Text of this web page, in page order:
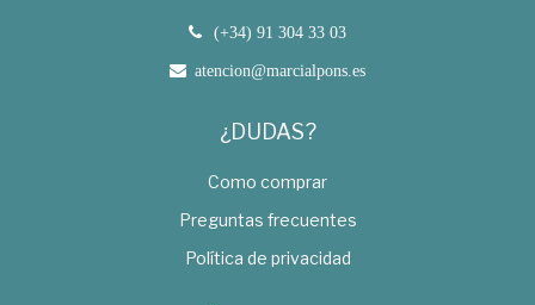
(+34) 91 304 33 03
atencion@marcialpons.es
¿DUDAS?
Como comprar
Preguntas frecuentes
Política de privacidad